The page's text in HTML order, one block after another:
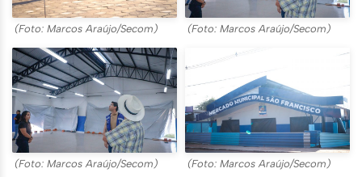
(Foto: Marcos Araújo/Secom) (Foto: Marcos Araújo/Secom)
(Foto: Marcos Araújo/Secom) (Foto: Marcos Araújo/Secom)